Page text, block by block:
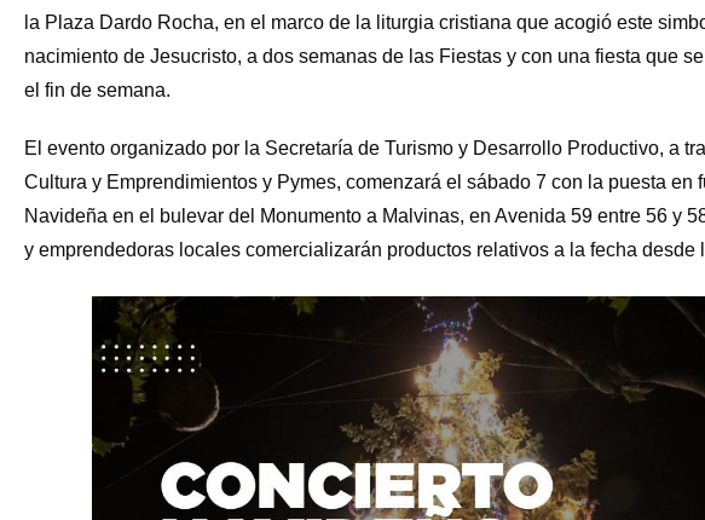
la Plaza Dardo Rocha, en el marco de la liturgia cristiana que acogió este
nacimiento de Jesucristo, a dos semanas de las Fiestas y con una fiesta que
el fin de semana.
El evento organizado por la Secretaría de Turismo y Desarrollo Productivo, a
Cultura y Emprendimientos y Pymes, comenzará el sábado 7 con la puesta en
Navideña en el bulevar del Monumento a Malvinas, en Avenida 59 entre 56 y
y emprendedoras locales comercializarán productos relativos a la fecha desde